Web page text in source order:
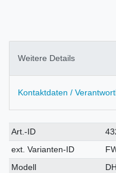
Weitere Details
Kontaktdaten /
Technisches
Merkmal
Wert
Art.-ID
ext. Varianten-ID
Modell